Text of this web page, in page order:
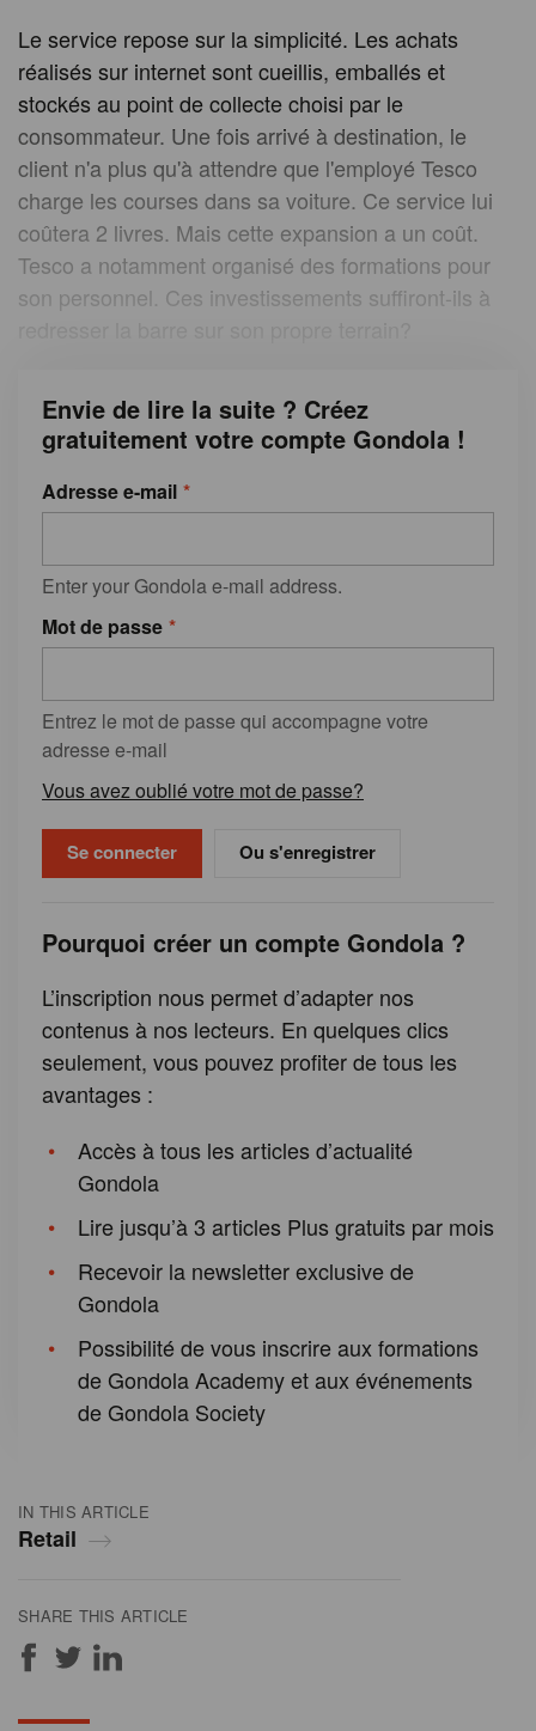
IN THIS ARTICLE
Retail
SHARE THIS ARTICLE
Le service repose sur la simplicité. Les achats
réalisés sur internet sont cueillis, emballés et
stockés au point de collecte choisi par le
consommateur. Une fois arrivé à destination, le
client n'a plus qu'à attendre que l'employé Tesco
charge les courses dans sa voiture. Ce service lui
coûtera 2 livres. Mais cette expansion a un coût.
Tesco a notamment organisé des formations pour
son personnel. Ces investissements suffiront-ils à
Envie de lire la suite ? Créez
gratuitement votre compte Gondola !
Adresse e-mail
Enter your Gondola e-mail address.
Mot de passe
Entrez le mot de passe qui accompagne votre
adresse e-mail
Vous avez oublié votre mot de passe?
Ou s'enregistrer
Pourquoi créer un compte Gondola ?
L’inscription nous permet d’adapter nos
contenus à nos lecteurs. En quelques clics
seulement, vous pouvez profiter de tous les
avantages :
Accès à tous les articles d’actualité
Gondola
Lire jusqu’à 3 articles Plus gratuits par mois
Recevoir la newsletter exclusive de
Gondola
Possibilité de vous inscrire aux formations
de Gondola Academy et aux événements
de Gondola Society